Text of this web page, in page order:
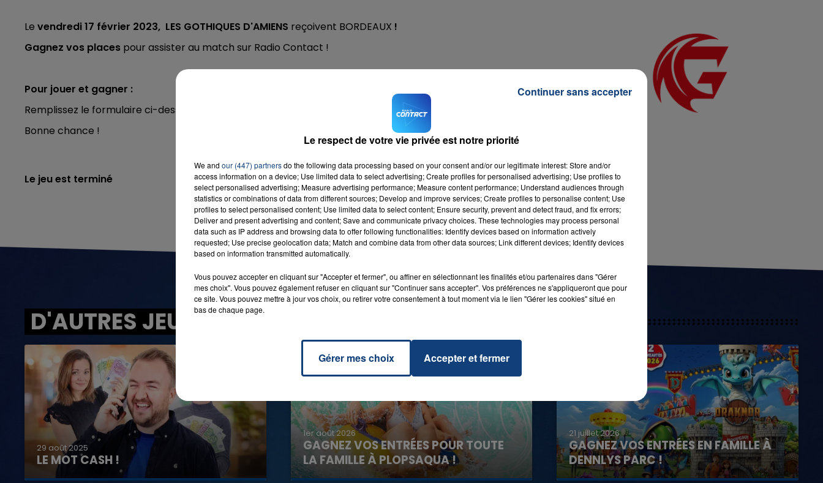
LA TEAM DE L'ÉTÉ
Le vendredi 17 février 2023, LES GOTHIQUES D'AMIENS reçoivent BORDEAUX !
Gagnez vos places pour assister au match sur Radio Contact !
Pour jouer et gagner :
Remplissez le formulaire ci-dessous, ou
dès 16h en appelant le
Bonne chance !
Le jeu est terminé
D'AUTRES JEUX
29 août 2025
LE MOT CASH !
1er août 2026
GAGNEZ VOS ENTRÉES POUR TOUTE
LA FAMILLE À PLOPSAQUA !
21 juillet 2026
GAGNEZ VOS ENTRÉES EN FAMILLE À
DENNLYS PARC !
Le respect de votre vie privée est notre priorité
We and our (447) partnersdo the following data processing based on your consent and/or our legitimate interest: Store and/or
access information on a device; Use limited data to select advertising; Create profiles for personalised advertising; Use profiles to
select personalised advertising; Measure advertising performance; Measure content performance; Understand audiences through
statistics or combinations of data from different sources; Develop and improve services; Create profiles to personalise content; Use
profiles to select personalised content; Use limited data to select content; Ensure security, prevent and detect fraud, and fix errors;
Deliver and present advertising and content; Save and communicate privacy choices. These technologies may process personal
data such as IP address and browsing data to offer following functionalities: Identify devices based on information actively
requested; Use precise geolocation data; Match and combine data from other data sources; Link different devices; Identify devices
based on information transmitted automatically.
Vous pouvez accepter en cliquant sur "Accepter et fermer", ou affiner en sélectionnant les finalités et/ou partenaires dans "Gérer
mes choix". Vous pouvez également refuser en cliquant sur "Continuer sans accepter". Vos préférences ne s'appliqueront que pour
ce site. Vous pouvez mettre à jour vos choix, ou retirer votre consentement à tout moment via le lien "Gérer les cookies" situé en
bas de chaque page.
Gérer mes choix Accepter et fermer
Continuer sans accepter